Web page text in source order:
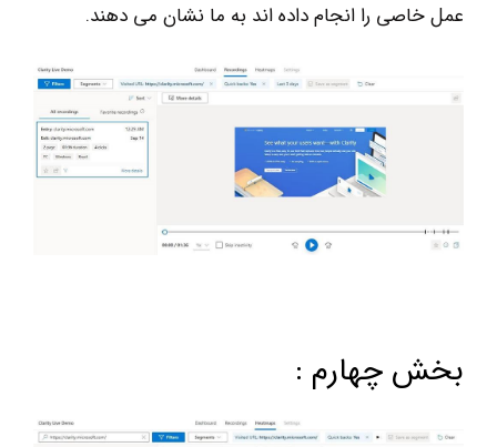
عمل خاصی را انجام داده اند به ما نشان می دهند.
بخش چهارم :